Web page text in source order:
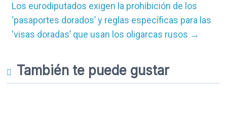
Los eurodiputados exigen la prohibición de los
‘pasaportes dorados’ y reglas específicas para las
‘visas doradas’ que usan los oligarcas rusos →
También te puede gustar